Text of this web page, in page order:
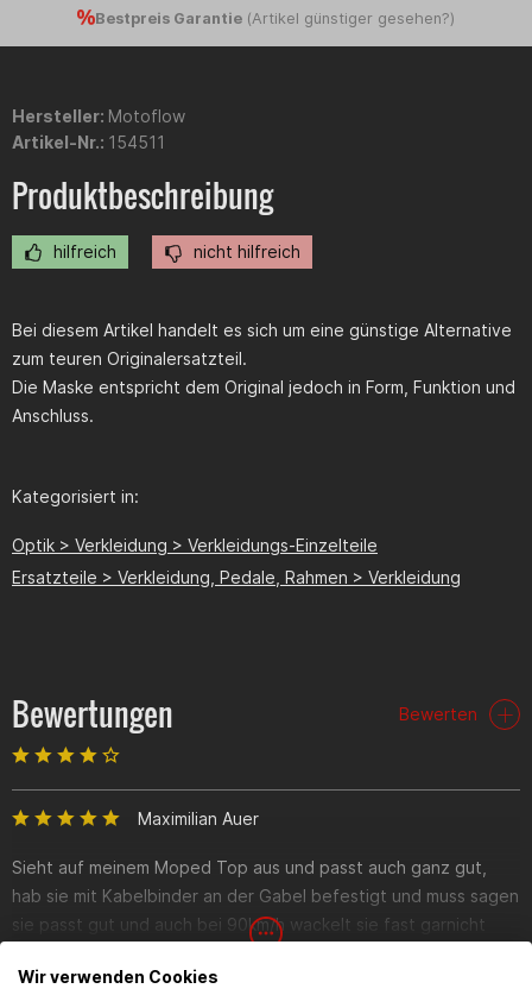
Bestpreis Garantie (Artikel günstiger gesehen?)
Hersteller: Motoflow
Artikel-Nr.: 154511
Produktbeschreibung
hilfreich nicht hilfreich
Bei diesem Artikel handelt es sich um eine günstige Alternative
zum teuren Originalersatzteil.
Die Maske entspricht dem Original jedoch in Form, Funktion und
Anschluss.
Kategorisiert in:
Optik > Verkleidung > Verkleidungs-Einzelteile
Ersatzteile > Verkleidung, Pedale, Rahmen > Verkleidung
Bewertungen Bewerten
Maximilian Auer
Sieht auf meinem Moped Top aus und passt auch ganz gut,
hab sie mit Kabelbinder an der Gabel befestigt und muss sagen
sie passt gut und auch bei 90km/h wackelt sie fast garnicht
standlicht top aus
Wir verwenden Cookies